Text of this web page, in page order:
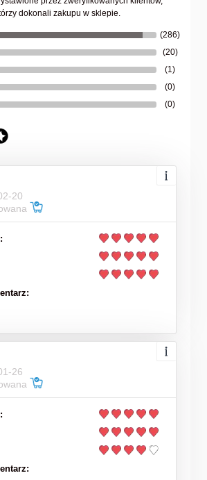
dokonali zakupu w sklepie.
(286)
(20)
(1)
(0)
(0)
20
26